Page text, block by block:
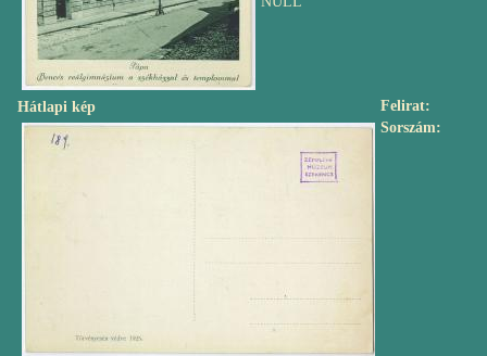
Hátlapi kép Felirat
Sorszám